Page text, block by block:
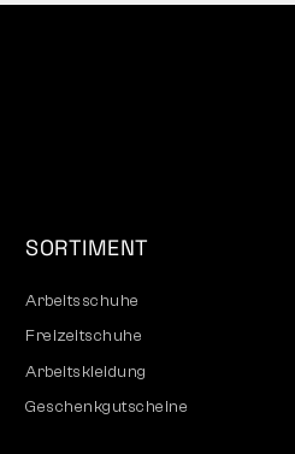
SORTIMENT
Arbeitsschuhe
Freizeitschuhe
Arbeitskleidung
Geschenkgutscheine